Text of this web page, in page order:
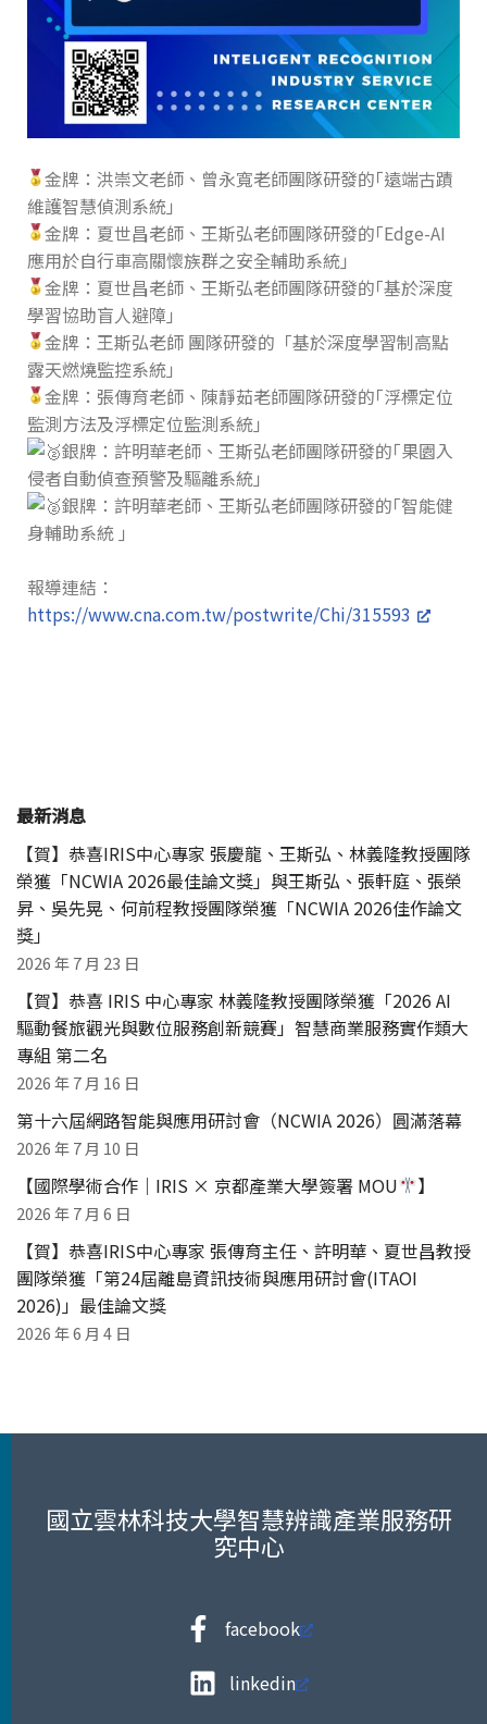
金牌：洪崇文老師、曾永寬老師團隊研發的｢遠端古蹟
維護智慧偵測系統｣
金牌：夏世昌老師、王斯弘老師團隊研發的｢Edge-AI
應用於自行車高關懷族群之安全輔助系統｣
金牌：夏世昌老師、王斯弘老師團隊研發的｢基於深度
學習協助盲人避障｣
金牌：王斯弘老師 團隊研發的「基於深度學習制高點
露天燃燒監控系統」
金牌：張傳育老師、陳靜茹老師團隊研發的｢浮標定位
監測方法及浮標定位監測系統｣
銀牌：許明華老師、王斯弘老師團隊研發的｢果園入
侵者自動偵查預警及驅離系統｣
銀牌：許明華老師、王斯弘老師團隊研發的｢智能健
身輔助系統 ｣
報導連結：
https://www.cna.com.tw/postwrite/Chi/315593
最新消息
【賀】恭喜IRIS中心專家 張慶龍、王斯弘、林義隆教授團隊
榮獲「NCWIA 2026最佳論文獎」與王斯弘、張軒庭、張榮
昇、吳先晃、何前程教授團隊榮獲「NCWIA 2026佳作論文
獎」
2026 年 7 月 23 日
【賀】恭喜 IRIS 中心專家 林義隆教授團隊榮獲「2026 AI
驅動餐旅觀光與數位服務創新競賽」智慧商業服務實作類大
專組 第二名
2026 年 7 月 16 日
第十六屆網路智能與應用研討會（NCWIA 2026）圓滿落幕
2026 年 7 月 10 日
【國際學術合作｜IRIS × 京都產業大學簽署 MOU 】
2026 年 7 月 6 日
【賀】恭喜IRIS中心專家 張傳育主任、許明華、夏世昌教授
團隊榮獲「第24屆離島資訊技術與應用研討會(ITAOI
2026)」最佳論文獎
2026 年 6 月 4 日
國立雲林科技大學智慧辨識產業服務研
究中心
facebook
linkedin